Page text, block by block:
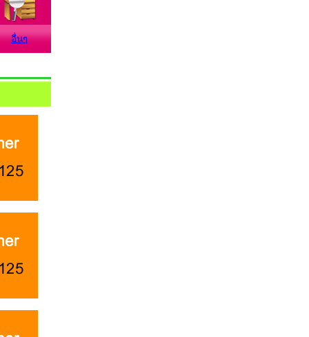
อื่นๆ